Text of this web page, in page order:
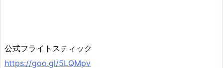
公式フライトスティック
https://goo.gl/5LQMpv